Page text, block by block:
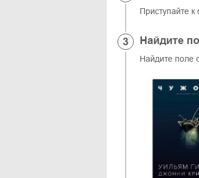
Приступайте
Найдите
Найдите поле